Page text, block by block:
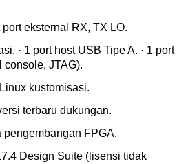
eksternal RX, TX LO.
· 1 port host USB Tipe A. · 1 port
console, JTAG).
kustomisasi.
terbaru dukungan.
pengembangan FPGA.
Design Suite (lisensi tidak